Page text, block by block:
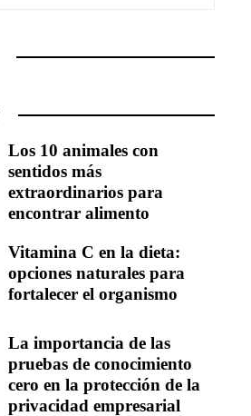
Los 10 animales con
sentidos más
extraordinarios para
encontrar alimento
Vitamina C en la dieta:
opciones naturales para
fortalecer el organismo
La importancia de las
pruebas de conocimiento
cero en la protección de la
privacidad empresarial